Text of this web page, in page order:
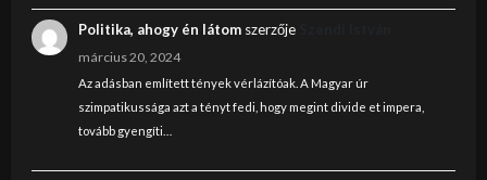
Politika, ahogy én látomszerzője
március 20, 2024
Az adásban említett tények vérlázítóak. A Magyar úr
szimpatikussága azt a tényt fedi, hogy megint divide et impera,
tovább gyengíti…